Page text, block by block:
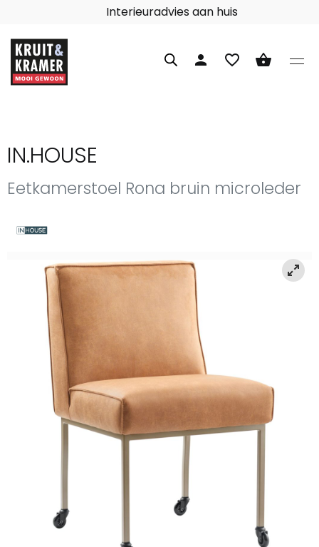
Interieuradvies aan huis
person favorite_border shopping_basket
IN.HOUSE
Eetkamerstoel Rona bruin microleder